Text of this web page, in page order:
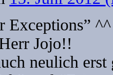
Exceptions” ^^
Jojo!!
neulich erst